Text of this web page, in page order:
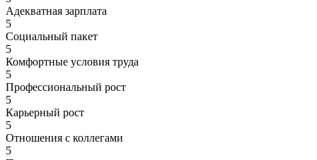
Адекватная зарплата
5
Социальный пакет
5
Комфортные условия труда
5
Профессиональный рост
5
Карьерный рост
5
Отношения с коллегами
5